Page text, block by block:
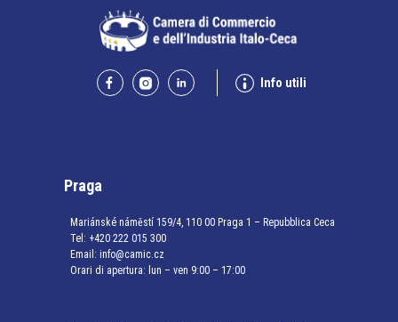
Info utili
Praga
Mariánské náměstí 159/4, 110 00 Praga 1 – Repubblica Ceca
Tel: +420 222 015 300
Email: info@camic.cz
Orari di apertura: lun – ven 9:00 – 17:00